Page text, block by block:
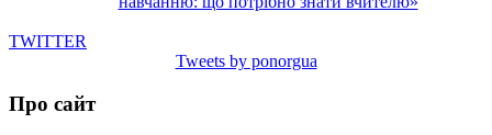
TWITTER
Tweets by ponorgua
Про сайт